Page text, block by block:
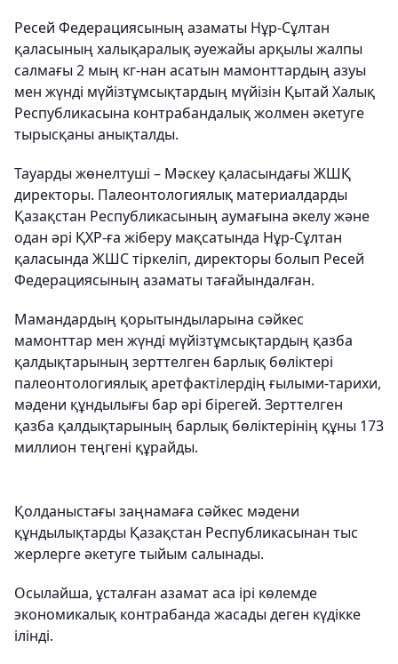
Ресей Федерациясының азаматы Нұр-Сұлтан
қаласының халықаралық әуежайы арқылы жалпы
салмағы 2 мың кг-нан асатын мамонттардың азуы
мен жүнді мүйізтұмсықтардың мүйізін Қытай Халық
Республикасына контрабандалық жолмен әкетуге
тырысқаны анықталды.
Тауарды жөнелтуші – Мәскеу қаласындағы ЖШҚ
директоры. Палеонтологиялық материалдарды
Қазақстан Республикасының аумағына әкелу және
одан әрі ҚХР-ға жіберу мақсатында Нұр-Сұлтан
қаласында ЖШС тіркеліп, директоры болып Ресей
Федерациясының азаматы тағайындалған.
Мамандардың қорытындыларына сәйкес
мамонттар мен жүнді мүйізтұмсықтардың қазба
қалдықтарының зерттелген барлық бөліктері
палеонтологиялық аретфактілердің ғылыми-тарихи,
мәдени құндылығы бар әрі бірегей. Зерттелген
қазба қалдықтарының барлық бөліктерінің құны 173
миллион теңгені құрайды.
Қолданыстағы заңнамаға сәйкес мәдени
құндылықтарды Қазақстан Республикасынан тыс
жерлерге әкетуге тыйым салынады.
Осылайша, ұсталған азамат аса ірі көлемде
экономикалық контрабанда жасады деген күдікке
ілінді.